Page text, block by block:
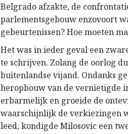
Belgrado afzakte, de
parlementsgebouw enzovoort
gebeurtenissen? Hoe moeten
Het was in ieder geval een
te schrijven. Zolang de oorlog
buitenlandse vijand. Ondanks
heropbouw van de vernietigde
erbarmelijk en groeide de
waarschijnlijk de verkiezingen
leed, kondigde Milosovic een